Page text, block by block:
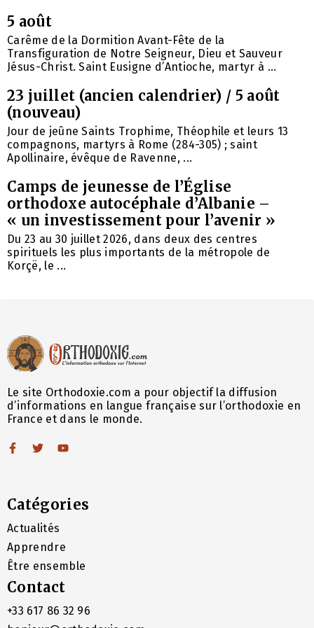
5 août
Carême de la Dormition Avant-Fête de la
Transfiguration de Notre Seigneur, Dieu et Sauveur
Jésus-Christ. Saint Eusigne d’Antioche, martyr à ...
23 juillet (ancien calendrier) / 5 août
(nouveau)
Jour de jeûne Saints Trophime, Théophile et leurs 13
compagnons, martyrs à Rome (284-305) ; saint
Apollinaire, évêque de Ravenne, ...
Camps de jeunesse de l’Église
orthodoxe autocéphale d’Albanie –
« un investissement pour l’avenir »
Du 23 au 30 juillet 2026, dans deux des centres
spirituels les plus importants de la métropole de
Korçë, le ...
Le site Orthodoxie.com a pour objectif la diffusion
d’informations en langue française sur l’orthodoxie en
France et dans le monde.
Catégories
Actualités
Apprendre
Être ensemble
Contact
+33 617 86 32 96